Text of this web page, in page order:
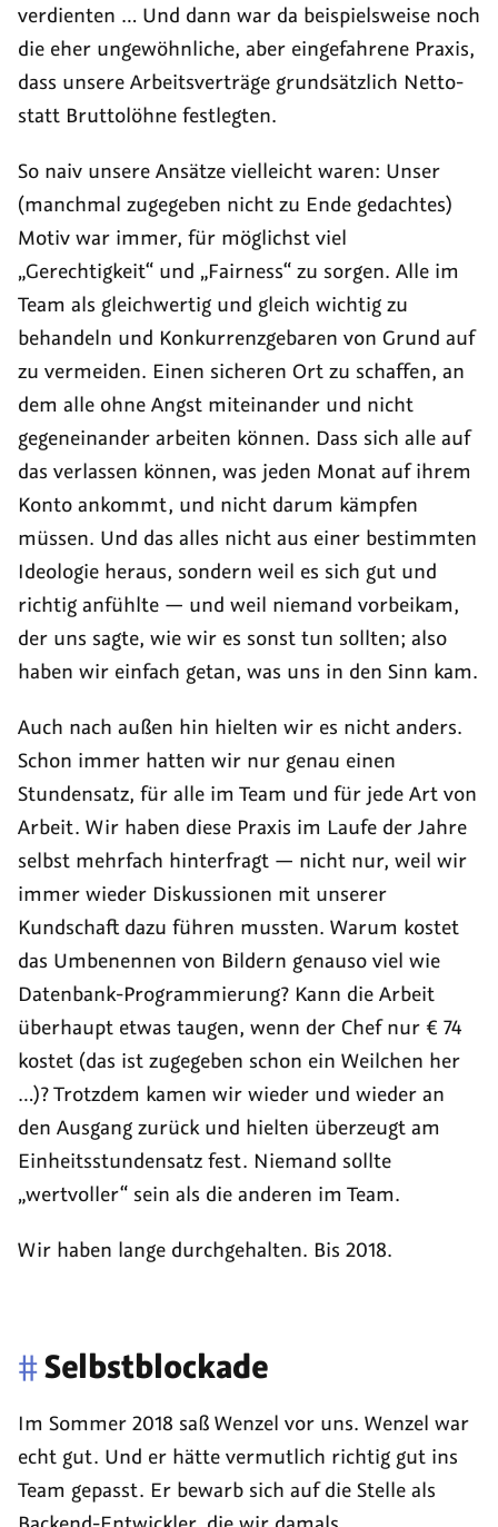
verdienten … Und dann war da beispielsweise noch
die eher ungewöhnliche, aber eingefahrene Praxis,
dass unsere Arbeitsverträge grundsätzlich Netto-
statt Bruttolöhne festlegten.
So naiv unsere Ansätze vielleicht waren: Unser
(manchmal zugegeben nicht zu Ende gedachtes)
Motiv war immer, für möglichst viel
„Gerechtigkeit“ und „Fairness“ zu sorgen. Alle im
Team als gleichwertig und gleich wichtig zu
behandeln und Konkurrenzgebaren von Grund auf
zu vermeiden. Einen sicheren Ort zu schaffen, an
dem alle ohne Angst miteinander und nicht
gegeneinander arbeiten können. Dass sich alle auf
das verlassen können, was jeden Monat auf ihrem
Konto ankommt, und nicht darum kämpfen
müssen. Und das alles nicht aus einer bestimmten
Ideologie heraus, sondern weil es sich gut und
richtig anfühlte — und weil niemand vorbeikam,
der uns sagte, wie wir es sonst tun sollten; also
haben wir einfach getan, was uns in den Sinn kam.
Auch nach außen hin hielten wir es nicht anders.
Schon immer hatten wir nur genau einen
Stundensatz, für alle im Team und für jede Art von
Arbeit. Wir haben diese Praxis im Laufe der Jahre
selbst mehrfach hinterfragt — nicht nur, weil wir
immer wieder Diskussionen mit unserer
Kundschaft dazu führen mussten. Warum kostet
das Umbenennen von Bildern genauso viel wie
Datenbank-Programmierung? Kann die Arbeit
überhaupt etwas taugen, wenn der Chef nur € 74
kostet (das ist zugegeben schon ein Weilchen her
…)? Trotzdem kamen wir wieder und wieder an
den Ausgang zurück und hielten überzeugt am
Einheitsstundensatz fest. Niemand sollte
„wertvoller“ sein als die anderen im Team.
Wir haben lange durchgehalten. Bis 2018.
#Selbstblockade
Im Sommer 2018 saß Wenzel vor uns. Wenzel war
echt gut. Und er hätte vermutlich richtig gut ins
Team gepasst. Er bewarb sich auf die Stelle als